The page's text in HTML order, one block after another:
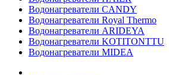
Водонагреватели CANDY
Водонагреватели Royal Thermo
Водонагреватели ARIDEYA
Водонагреватели KOTITONTTU
Водонагреватели MIDEA